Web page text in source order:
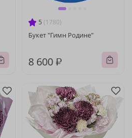
5 (1780)
Букет "Гимн Родине"
8 600 ₽